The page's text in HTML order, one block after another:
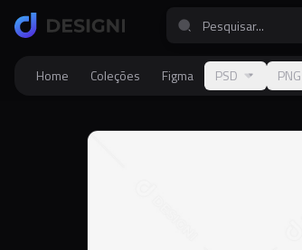
Home Coleções Figma PSD PNG